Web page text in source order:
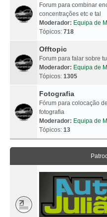
Forum para combinar
concentrações etc e tal
Moderador: Equipa de
Tópicos: 718
Offtopic
Forum para falar sobre
Moderador: Equipa de
Tópicos: 1305
Fotografia
Fórum para colocação
fotografia
Moderador: Equipa de
Tópicos: 13